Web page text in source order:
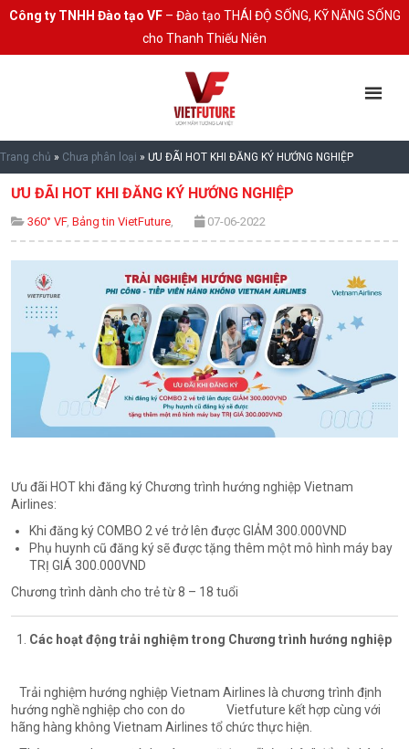
Công ty TNHH Đào tạo VF– Đào tạo THÁI ĐỘ SỐNG, KỸ NĂNG SỐNG
cho Thanh Thiếu Niên
Trang chủ » Chưa phân loại » ƯU ĐÃI HOT KHI ĐĂNG KÝ HƯỚNG NGHIỆP
ƯU ĐÃI HOT KHI ĐĂNG KÝ HƯỚNG NGHIỆP
360° VF, Bảng tin VietFuture, 07-06-2022
Ưu đãi HOT khi đăng ký Chương trình hướng nghiệp Vietnam
Airlines:
Khi đăng ký COMBO 2 vé trở lên được GIẢM 300.000VND
Phụ huynh cũ đăng ký sẽ được tặng thêm một mô hình máy bay
TRỊ GIÁ 300.000VND
Chương trình dành cho trẻ từ 8 – 18 tuổi
Các hoạt động trải nghiệm trong Chương trình hướng nghiệp
Trải nghiệm hướng nghiệp Vietnam Airlines là chương trình định
hướng nghề nghiệp cho con do Vietfuture kết hợp cùng với
hãng hàng không Vietnam Airlines tổ chức thực hiện.